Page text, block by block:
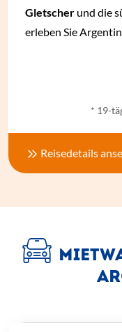
Gletscher und die
erleben Sie
* 19-
Reisedetails